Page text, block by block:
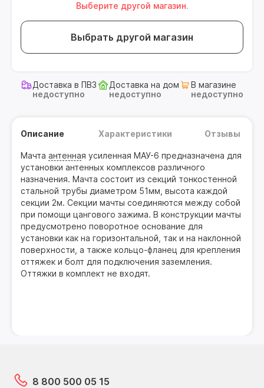
Выберите другой магазин.
Выбрать другой магазин
Доставка в ПВЗ
недоступно
Доставка на дом
недоступно
В магазине
недоступно
Описание
Мачта антенная усиленная МАУ-6 предназначена для
установки антенных комплексов различного
назначения. Мачта состоит из секций тонкостенной
стальной трубы диаметром 51мм, высота каждой
секции 2м. Секции мачты соединяются между собой
при помощи цангового зажима. В конструкции мачты
предусмотрено поворотное основание для
установки как на горизонтальной, так и на наклонной
поверхности, а также кольцо-фланец для крепления
оттяжек и болт для подключения заземления.
Оттяжки в комплект не входят.
Характеристики Отзывы
8 800 500 05 15